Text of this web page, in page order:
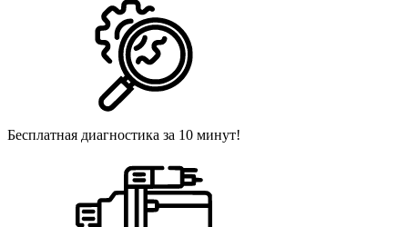
Бесплатная диагностика за 10 минут!